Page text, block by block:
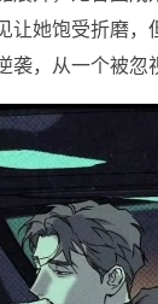
让她饱受折磨
袭，从一个被忽